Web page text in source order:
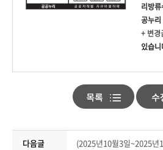
리방
공누리
+ 변경
있습
다음글